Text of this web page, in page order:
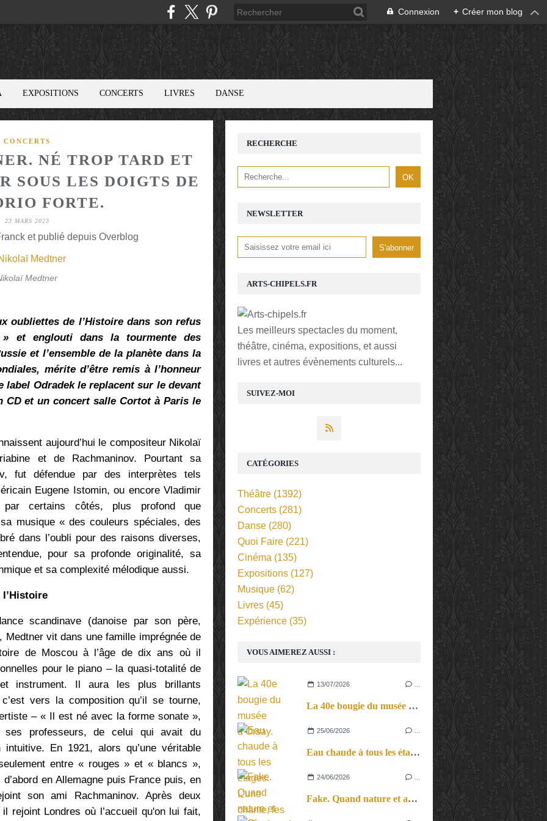
Connexion + Créer mon blog
EXPOSITIONS CONCERTS LIVRES DANSE
CONCERTS
NÉ TROP TARD ET
SOUS LES DOIGTS DE
FORTE.
23 MARS 2023
et publié depuis Overblog
Medtner
oubliettes de l’Histoire dans son refus
» et englouti dans la tourmente des
et l’ensemble de la planète dans la
mérite d’être remis à l’honneur
label Odradek le replacent sur le devant
CD et un concert salle Cortot à Paris le
aujourd’hui le compositeur Nikolaï
et de Rachmaninov. Pourtant sa
fut défendue par des interprètes tels
Eugene Istomin, ou encore Vladimir
certains côtés, plus profond que
musique « des couleurs spéciales, des
dans l’oubli pour des raisons diverses,
pour sa profonde originalité, sa
et sa complexité mélodique aussi.
scandinave (danoise par son père,
Medtner vit dans une famille imprégnée de
de Moscou à l’âge de dix ans où il
pour le piano – la quasi-totalité de
instrument. Il aura les plus brillants
vers la composition qu’il se tourne,
– « Il est né avec la forme sonate »,
ses professeurs, de celui qui avait du
intuitive. En 1921, alors qu’une véritable
entre « rouges » et « blancs »,
en Allemagne puis France puis, en
son ami Rachmaninov. Après deux
rejoint Londres où l’accueil qu'on lui fait,
NEWSLETTER
SUIVEZ-MOI
RECHERCHE
ARTS-CHIPELS.FR
Les meilleurs spectacles du moment,
théâtre, cinéma, expositions, et aussi
livres et autres évènements culturels...
VOUS AIMEREZ AUSSI :
13/07/2026
La 40e bougie du musée d’Orsay.
25/06/2026
Eau chaude à tous les étages. L’une chante, les autres aussi.
24/06/2026
Fake. Quand nature et artifice, spectacle vivant et musique électronique, vérité et illusion se mêlent pour un vrai voyage au pays des sons et des songes…
CATÉGORIES
Théâtre (1392)
Concerts (281)
Danse (280)
Quoi Faire (221)
Cinéma (135)
Expositions (127)
Musique (62)
Livres (45)
Expérience (35)